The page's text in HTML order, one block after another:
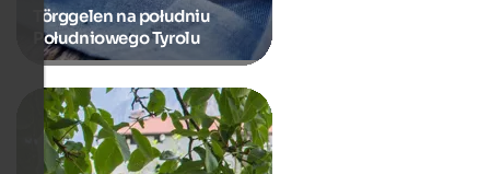
Törggelen na południu
Południowego Tyrolu